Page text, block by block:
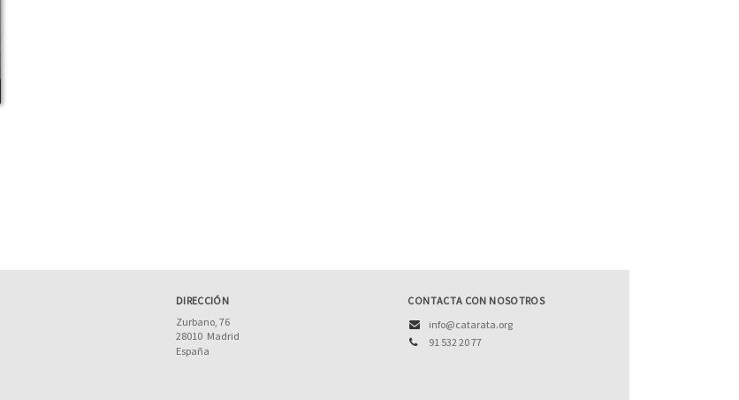
DIRECCIÓN
Zurbano, 76
28010 Madrid
España
CONTACTA CON NOSOTROS
info@catarata.org
91 532 20 77